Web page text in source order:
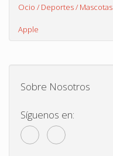
Ocio / Deportes / Mascotas
Apple
Sobre Nosotros
Síguenos en: